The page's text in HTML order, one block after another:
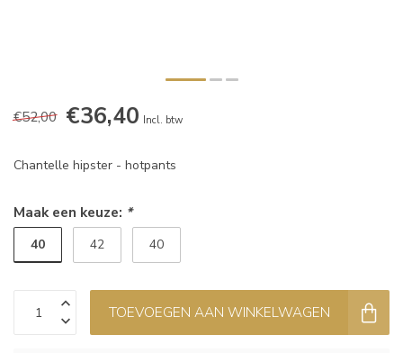
€52,00 €36,40 Incl. btw
Chantelle hipster - hotpants
Maak een keuze: *
40 42 40
TOEVOEGEN AAN WINKELWAGEN